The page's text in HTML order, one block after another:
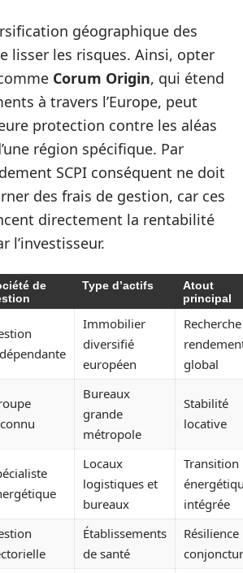
géographique des
lisser les risques. Ainsi, opter
Corum Origin, qui étend
à travers l’Europe, peut
protection contre les aléas
région spécifique. Par
SCPI conséquent ne doit
des frais de gestion, car ces
directement la rentabilité
l’investisseur.
de
Type d’actifs
Atout
principal
Immobilier
diversifié
européen
global
Bureaux
grande
métropole
Stabilité
locative
Locaux
logistiques et
bureaux
Transition
intégrée
Établissements
de santé
Résilience